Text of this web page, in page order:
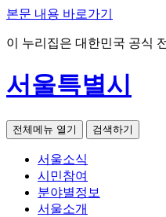
본문 내용 바로가기
이 누리집은 대한민국 공식
서울특별시
전체메뉴 열기 검색하기
서울소식
시민참여
분야별정보
서울소개